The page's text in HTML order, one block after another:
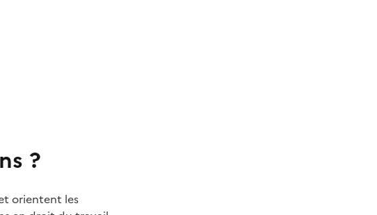
?
orientent les